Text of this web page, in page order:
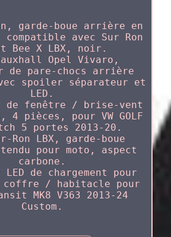
garde-boue arrière en
avec Sur Ron
Bee X LBX, noir.
Opel Vivaro,
de pare-chocs arrière
spoiler séparateur et
LED.
de fenêtre / brise-vent
4 pièces, pour VW GOLF
5 portes 2013-20.
Ron LBX, garde-boue
pour moto, aspect
carbone.
de chargement pour
coffre / habitacle pour
MK8 V363 2013-24
Custom.